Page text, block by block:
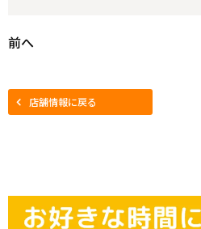
前へ
店舗情報に戻る